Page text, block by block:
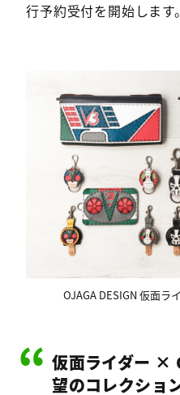
行予約受付を開始します。
OJAGA DESIGN 仮面ラ
仮面ライダー ×
望のコレクショ